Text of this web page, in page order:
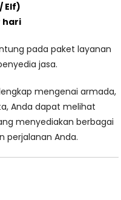
Elf)
hari
pada paket layanan
jasa.
mengenai armada,
Anda dapat melihat
menyediakan berbagai
perjalanan Anda.